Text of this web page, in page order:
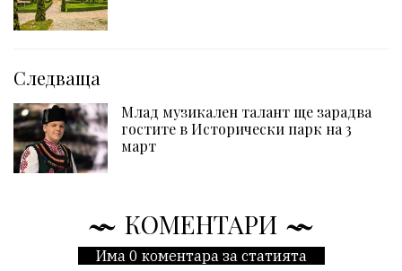
Следваща
Млад музикален талант ще зарадва
гостите в Исторически парк на 3
март
КОМЕНТАРИ
Има 0 коментара за статията